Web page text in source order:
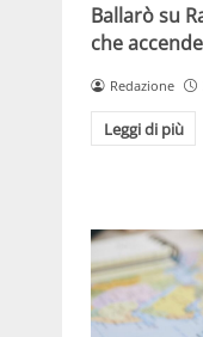
Ballarò su
che
Redazione
Leggi di più